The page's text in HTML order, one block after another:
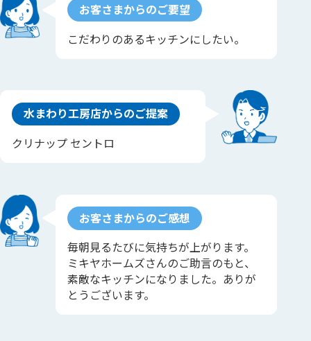
お客さまからのご要望
こだわりのあるキッチンにしたい。
水まわり工房店からのご提案
クリナップ セントロ
お客さまからのご感想
毎朝見るたびに気持ちが上がります。
ミキヤホームズさんのご助言のもと、
素敵なキッチンになりました。ありが
とうございます。